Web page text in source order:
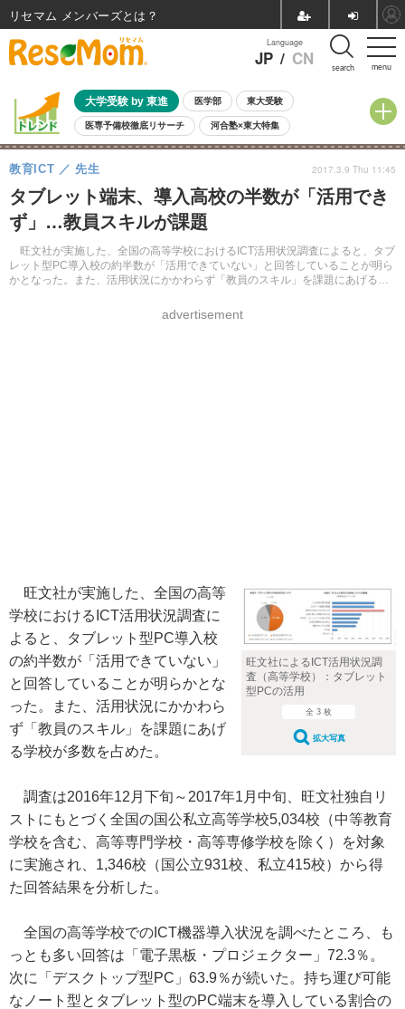
menu
Language
JP / CN search
大学受験 by 東進 医学部 東大受験
医専予備校徹底リサーチ 河合塾×東大特集
親子で考える大学選び 高校受験 中学受験 小学校受験
共通テスト 夏休み
8月開催イベント・WS 全国公立高校 過去問 人気記事
自由研究教材（小学生向け） 自由研究教材（中学生向け）
タブレット端末、導入高校の半数が「活用でき
ず」…教員スキルが課題
旺文社が実施した、全国の高等学校におけるICT活用状況調査によると、タブ
レット型PC導入校の約半数が「活用できていない」と回答していることが明ら
かとなった。また、活用状況にかかわらず「教員のスキル」を課題にあげる学
教育ICT 先生
advertisement
2017.3.9 Thu 11:45
旺文社によるICT活用状況調
査（高等学校）：タブレット
型PCの活用
全 3 枚
拡大写真
旺文社が実施した、全国の高等
学校におけるICT活用状況調査に
よると、タブレット型PC導入校
の約半数が「活用できていない」
と回答していることが明らかとな
った。また、活用状況にかかわら
ず「教員のスキル」を課題にあげ
る学校が多数を占めた。
調査は2016年12月下旬～2017年1月中旬、旺文社独自リ
ストにもとづく全国の国公私立高等学校5,034校（中等教育
学校を含む、高等専門学校・高等専修学校を除く）を対象
に実施され、1,346校（国公立931校、私立415校）から得
た回答結果を分析した。
全国の高等学校でのICT機器導入状況を調べたところ、も
っとも多い回答は「電子黒板・プロジェクター」72.3％。
次に「デスクトップ型PC」63.9％が続いた。持ち運び可能
なノート型とタブレット型のPC端末を導入している割合の
リセマム メンバーズ